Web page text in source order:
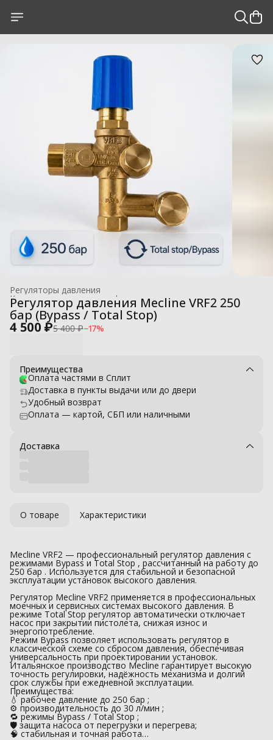
Регуляторы давления
Комплектующие для профессиональных моек высокого
Главная ›
Регулятор давления Mecline VRF2 250
бар (Bypass / Total Stop)
4 500 ₽5 400 ₽−17%
Преимущества
Оплата частями в Сплит
Доставка в пункты выдачи или до двери
Удобный возврат
Оплата — картой, СБП или наличными
Доставка
О товаре Характеристики
Mecline VRF2 — профессиональный регулятор давления с
режимами Bypass и Total Stop , рассчитанный на работу до
250 бар . Используется для стабильной и безопасной
эксплуатации установок высокого давления.
Регулятор Mecline VRF2 применяется в профессиональных
моечных и сервисных системах высокого давления. В
режиме Total Stop регулятор автоматически отключает
насос при закрытии пистолета, снижая износ и
энергопотребление.
Режим Bypass позволяет использовать регулятор в
классической схеме со сбросом давления, обеспечивая
универсальность при проектировании установок.
Итальянское производство Mecline гарантирует высокую
точность регулировки, надёжность механизма и долгий
срок службы при ежедневной эксплуатации.
Преимущества:
💧 рабочее давление до 250 бар ;
⚙️ производительность до 30 л/мин ;
🔁 режимы Bypass / Total Stop ;
🛡 защита насоса от перегрузки и перегрева;
🧠 стабильная и точная работа…